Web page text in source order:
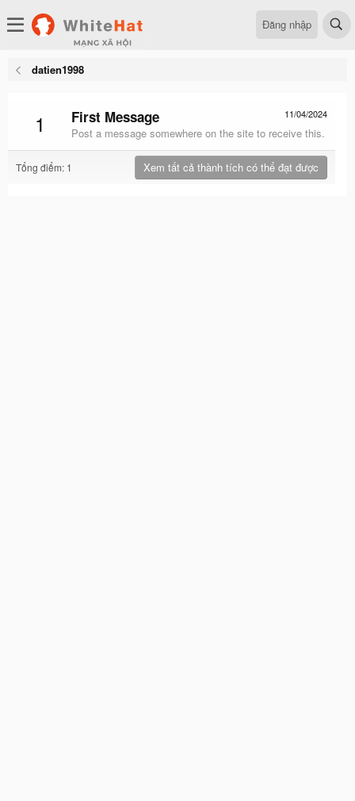
Đăng nhập
datien1998
1 11/04/2024
First Message
Post a message somewhere on the site to receive this.
Tổng điểm: 1 Xem tất cả thành tích có thể đạt được